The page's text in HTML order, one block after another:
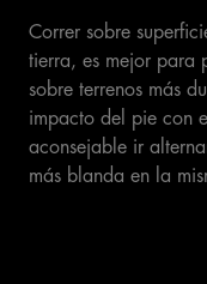
Correr sobre
tierra, es mejor para
sobre terrenos más
impacto del pie con
aconsejable ir
más blanda en la